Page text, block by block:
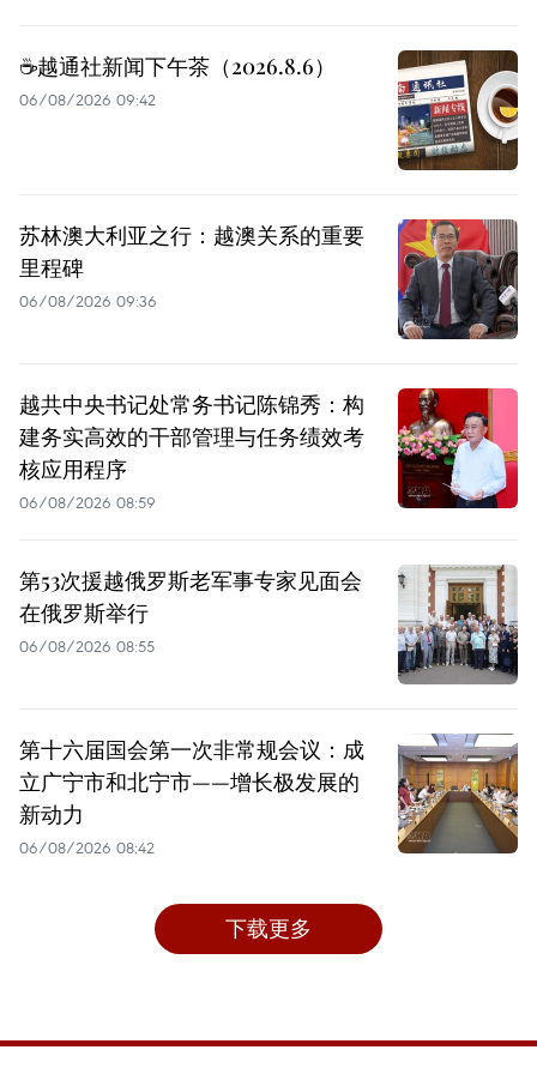
☕️越通社新闻下午茶（2026.8.6）
06/08/2026 09:42
苏林澳大利亚之行：越澳关系的重要
里程碑
06/08/2026 09:36
越共中央书记处常务书记陈锦秀：构
建务实高效的干部管理与任务绩效考
核应用程序
06/08/2026 08:59
第53次援越俄罗斯老军事专家见面会
在俄罗斯举行
06/08/2026 08:55
第十六届国会第一次非常规会议：成
立广宁市和北宁市——增长极发展的
新动力
06/08/2026 08:42
下载更多